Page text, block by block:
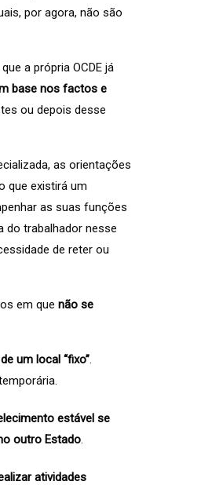
por agora, não são
a própria OCDE já
base nos factos e
ou depois desse
as orientações
que existirá um
as suas funções
do trabalhador nesse
de reter ou
em que não se
um local “fixo”.
estável se
outro Estado.
atividades